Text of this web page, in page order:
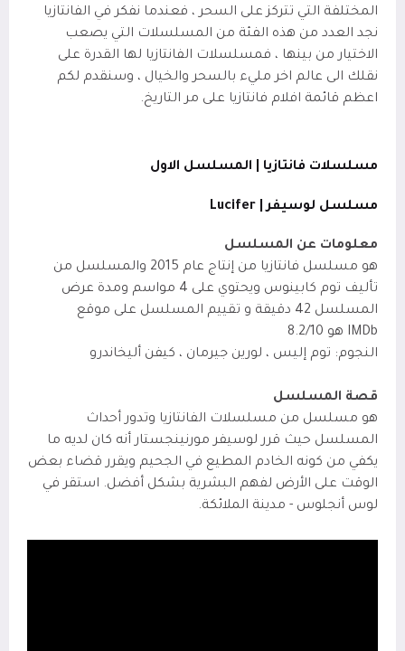
المختلفة التي تتركز على السحر ، فعندما نفكر في الفانتازيا
نجد العدد من هذه الفئة من المسلسلات التي يصعب
الاختيار من بينها ، فمسلسلات الفانتازيا لها القدرة على
نقلك الى عالم اخر مليء بالسحر والخيال ، وسنقدم لكم
اعظم قائمة افلام فانتازيا على مر التاريخ.
مسلسلات فانتازيا | المسلسل الاول
مسلسل لوسيفر | Lucifer
معلومات عن المسلسل
هو مسلسل فانتازيا من إنتاج عام 2015 والمسلسل من
تأليف توم كابينوس ويحتوي على 4 مواسم ومدة عرض
المسلسل 42 دقيقة و تقييم المسلسل على موقع
IMDb هو 8.2/10
النجوم: توم إليس ، لورين جيرمان ، كيفن أليخاندرو
قصة المسلسل
هو مسلسل من مسلسلات الفانتازيا وتدور أحداث
المسلسل حيث قرر لوسيفر مورنينجستار أنه كان لديه ما
يكفي من كونه الخادم المطيع في الجحيم ويقرر قضاء بعض
الوقت على الأرض لفهم البشرية بشكل أفضل. استقر في
لوس أنجلوس - مدينة الملائكة.